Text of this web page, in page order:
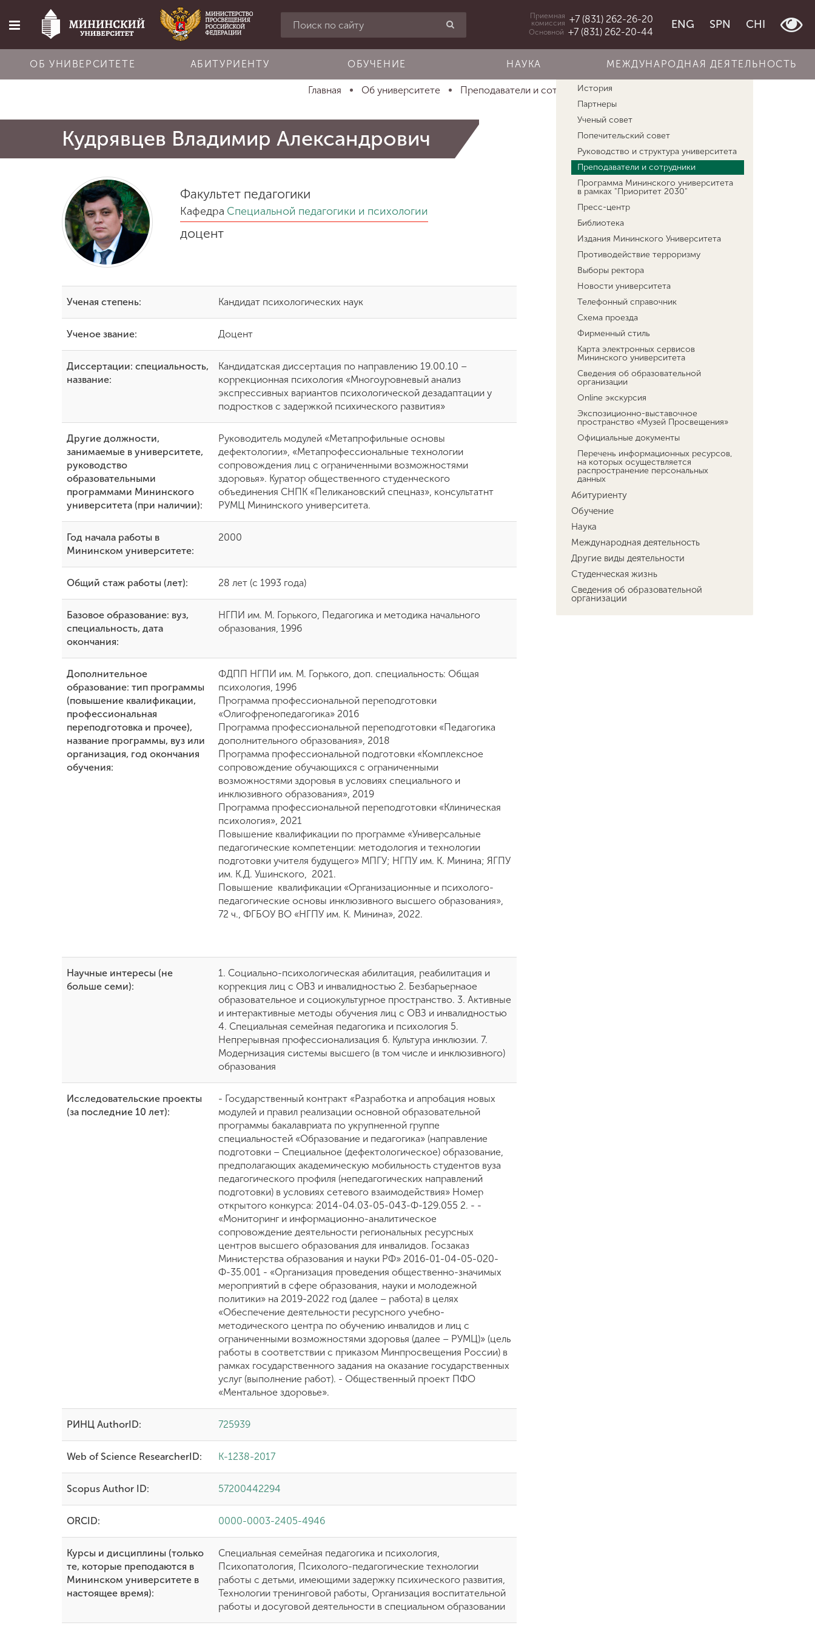
Об университете
Абитуриенту
Обучение
Наука
Международная
деятельность
Сведения об
образовательной
организации
Приемная
комиссия
+7 (831) 262-26-20
Приемная
комиссия +7 (831) 262-26-20
Основной +7 (831) 262-20-44
ENG SPN CHI
ОБ УНИВЕРСИТЕТЕ АБИТУРИЕНТУ ОБУЧЕНИЕ НАУКА МЕЖДУНАРОДНАЯ ДЕЯТЕЛЬНОСТЬ
Главная Об университете Преподаватели и сотрудники
Кудрявцев Владимир Александрович
Факультет педагогики
Кафедра Специальной педагогики и психологии
доцент
Ученая степень: Кандидат психологических наук
Ученое звание: Доцент
Диссертации: специальность,
название:
Кандидатская диссертация по направлению 19.00.10 –
коррекционная психология «Многоуровневый анализ
экспрессивных вариантов психологической дезадаптации у
подростков с задержкой психического развития»
Другие должности,
занимаемые в университете,
руководство
образовательными
программами Мининского
университета (при наличии):
Руководитель модулей «Метапрофильные основы
дефектологии», «Метапрофессиональные технологии
сопровождения лиц с ограниченными возможностями
здоровья». Куратор общественного студенческого
объединения СНПК «Пеликановский спецназ», консультатнт
РУМЦ Мининского университета.
Год начала работы в
Мининском университете:
2000
Общий стаж работы (лет): 28 лет (с 1993 года)
Базовое образование: вуз,
специальность, дата
окончания:
НГПИ им. М. Горького, Педагогика и методика начального
образования, 1996
Дополнительное
образование: тип программы
(повышение квалификации,
профессиональная
переподготовка и прочее),
название программы, вуз или
организация, год окончания
обучения:
ФДПП НГПИ им. М. Горького, доп. специальность: Общая
психология, 1996
Программа профессиональной переподготовки
«Олигофренопедагогика» 2016
Программа профессиональной переподготовки «Педагогика
дополнительного образования», 2018
Программа профессиональной подготовки «Комплексное
сопровождение обучающихся с ограниченными
возможностями здоровья в условиях специального и
инклюзивного образования», 2019
Программа профессиональной переподготовки «Клиническая
психология», 2021
Повышение квалификации по программе «Универсальные
педагогические компетенции: методология и технологии
подготовки учителя будущего» МПГУ; НГПУ им. К. Минина; ЯГПУ
им. К.Д. Ушинского, 2021.
Повышение квалификации «Организационные и психолого-
педагогические основы инклюзивного высшего образования»,
72 ч., ФГБОУ ВО «НГПУ им. К. Минина», 2022.
Научные интересы (не
больше семи):
1. Социально-психологическая абилитация, реабилитация и
коррекция лиц с ОВЗ и инвалидностью 2. Безбарьернаое
образовательное и социокультурное пространство. 3. Активные
и интерактивные методы обучения лиц с ОВЗ и инвалидностью
4. Специальная семейная педагогика и психология 5.
Непрерывная профессионализация 6. Культура инклюзии. 7.
Модернизация системы высшего (в том числе и инклюзивного)
образования
Исследовательские проекты
(за последние 10 лет):
- Государственный контракт «Разработка и апробация новых
модулей и правил реализации основной образовательной
программы бакалавриата по укрупненной группе
специальностей «Образование и педагогика» (направление
подготовки – Специальное (дефектологическое) образование,
предполагающих академическую мобильность студентов вуза
педагогического профиля (непедагогических направлений
подготовки) в условиях сетевого взаимодействия» Номер
открытого конкурса: 2014-04.03-05-043-Ф-129.055 2. - -
«Мониторинг и информационно-аналитическое
сопровождение деятельности региональных ресурсных
центров высшего образования для инвалидов. Госзаказ
Министерства образования и науки РФ» 2016-01-04-05-020-
Ф-35.001 - «Организация проведения общественно-значимых
мероприятий в сфере образования, науки и молодежной
политики» на 2019-2022 год (далее – работа) в целях
«Обеспечение деятельности ресурсного учебно-
методического центра по обучению инвалидов и лиц с
ограниченными возможностями здоровья (далее – РУМЦ)» (цель
работы в соответствии с приказом Минпросвещения России) в
рамках государственного задания на оказание государственных
услуг (выполнение работ). - Общественный проект ПФО
«Ментальное здоровье».
РИНЦ AuthorID: 725939
Web of Science ResearcherID: K-1238-2017
Scopus Author ID: 57200442294
ORCID: 0000-0003-2405-4946
Курсы и дисциплины (только
те, которые преподаются в
Мининском университете в
настоящее время):
Специальная семейная педагогика и психология,
Психопатология, Психолого-педагогические технологии
работы с детьми, имеющими задержку психического развития,
Технологии тренинговой работы, Организация воспитательной
работы и досуговой деятельности в специальном образовании
Об университете
История
Партнеры
Ученый совет
Попечительский совет
Руководство и структура университета
Преподаватели и сотрудники
Программа Мининского университета
в рамках "Приоритет 2030"
Пресс-центр
Библиотека
Издания Мининского Университета
Противодействие терроризму
Выборы ректора
Новости университета
Телефонный справочник
Схема проезда
Фирменный стиль
Карта электронных сервисов
Мининского университета
Сведения об образовательной
организации
Online экскурсия
Экспозиционно-выставочное
пространство «Музей Просвещения»
Официальные документы
Перечень информационных ресурсов,
на которых осуществляется
распространение персональных
данных
Абитуриенту
Обучение
Наука
Международная деятельность
Другие виды деятельности
Студенческая жизнь
Сведения об образовательной
организации